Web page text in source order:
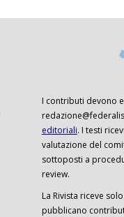
I contributi devono
editoriali. I testi
valutazione del
sottoposti a
review.
La Rivista riceve
pubblicano